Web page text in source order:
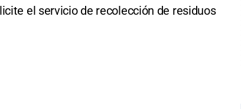
el servicio de recolección de residuos